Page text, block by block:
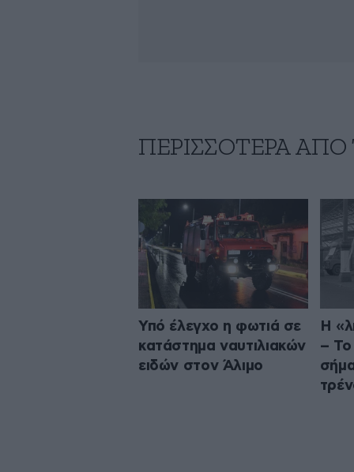
ΠΕΡΙΣΣΟΤΕΡΑ
Υπό έλεγχο η φωτιά σε
κατάστημα ναυτιλιακών
ειδών στον Άλιμο
Η
– Το